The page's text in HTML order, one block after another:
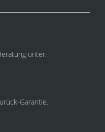
unter:
Garantie.